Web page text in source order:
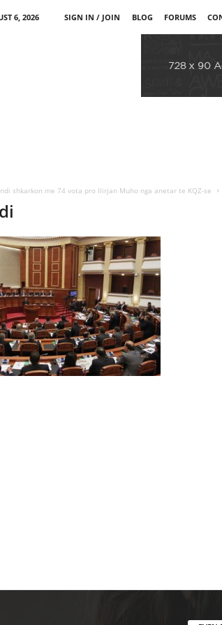
6, 2026 SIGN IN / JOIN BLOG FORUMS
shkarkon me 74 vota pro Ilirjan Muho nga anetar te KQZ-se